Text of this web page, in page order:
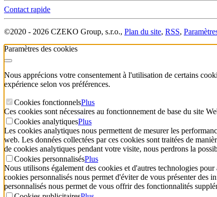
Contact rapide
©2020 - 2026 CZEKO Group, s.r.o., Plan du site, RSS,
Paramètres des cookies
Nous apprécions votre consentement à l'utilisation de certains
expérience selon vos préférences.
Cookies fonctionnelsPlus
Ces cookies sont nécessaires au fonctionnement de base du site
Cookies analytiquesPlus
Les cookies analytiques nous permettent de mesurer les
web. Les données collectées par ces cookies sont traitées de
de cookies analytiques pendant votre visite, nous perdrons la
Cookies personnalisésPlus
Nous utilisons également des cookies et d'autres technologies
cookies personnalisés nous permet d'éviter de vous présenter
personnalisés nous permet de vous offrir des fonctionnalités